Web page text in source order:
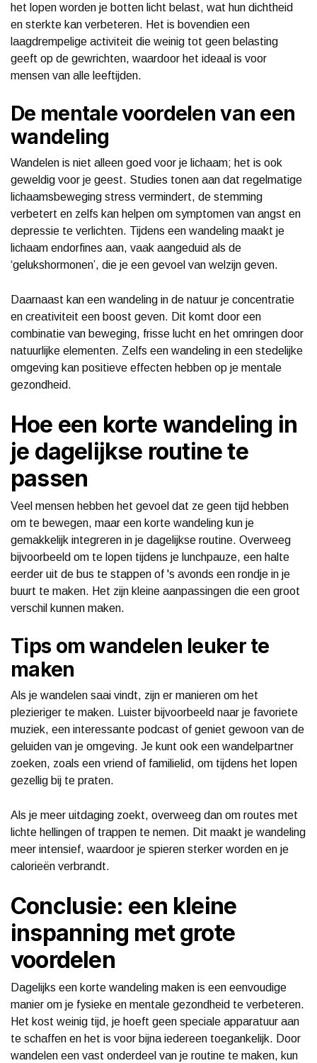
het lopen worden je botten licht belast, wat hun dichtheid
en sterkte kan verbeteren. Het is bovendien een
laagdrempelige activiteit die weinig tot geen belasting
geeft op de gewrichten, waardoor het ideaal is voor
mensen van alle leeftijden.
De mentale voordelen van een
wandeling
Wandelen is niet alleen goed voor je lichaam; het is ook
geweldig voor je geest. Studies tonen aan dat regelmatige
lichaamsbeweging stress vermindert, de stemming
verbetert en zelfs kan helpen om symptomen van angst en
depressie te verlichten. Tijdens een wandeling maakt je
lichaam endorfines aan, vaak aangeduid als de
‘gelukshormonen’, die je een gevoel van welzijn geven.
Daarnaast kan een wandeling in de natuur je concentratie
en creativiteit een boost geven. Dit komt door een
combinatie van beweging, frisse lucht en het omringen door
natuurlijke elementen. Zelfs een wandeling in een stedelijke
omgeving kan positieve effecten hebben op je mentale
gezondheid.
Hoe een korte wandeling in
je dagelijkse routine te
passen
Veel mensen hebben het gevoel dat ze geen tijd hebben
om te bewegen, maar een korte wandeling kun je
gemakkelijk integreren in je dagelijkse routine. Overweeg
bijvoorbeeld om te lopen tijdens je lunchpauze, een halte
eerder uit de bus te stappen of 's avonds een rondje in je
buurt te maken. Het zijn kleine aanpassingen die een groot
verschil kunnen maken.
Tips om wandelen leuker te
maken
Als je wandelen saai vindt, zijn er manieren om het
plezieriger te maken. Luister bijvoorbeeld naar je favoriete
muziek, een interessante podcast of geniet gewoon van de
geluiden van je omgeving. Je kunt ook een wandelpartner
zoeken, zoals een vriend of familielid, om tijdens het lopen
gezellig bij te praten.
Als je meer uitdaging zoekt, overweeg dan om routes met
lichte hellingen of trappen te nemen. Dit maakt je wandeling
meer intensief, waardoor je spieren sterker worden en je
calorieën verbrandt.
Conclusie: een kleine
inspanning met grote
voordelen
Dagelijks een korte wandeling maken is een eenvoudige
manier om je fysieke en mentale gezondheid te verbeteren.
Het kost weinig tijd, je hoeft geen speciale apparatuur aan
te schaffen en het is voor bijna iedereen toegankelijk. Door
wandelen een vast onderdeel van je routine te maken, kun